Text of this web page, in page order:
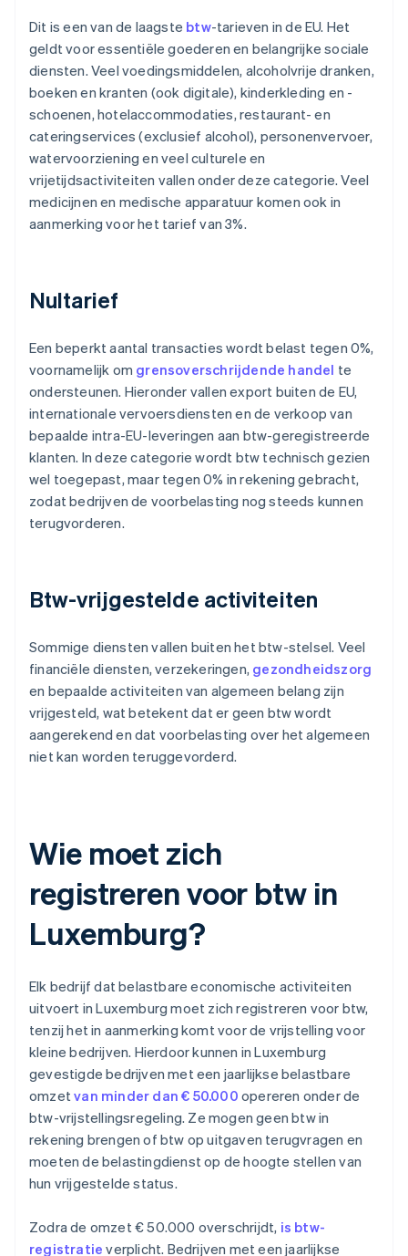
Dit is een van de laagste btw-tarieven in de EU. Het
geldt voor essentiële goederen en belangrijke sociale
diensten. Veel voedingsmiddelen, alcoholvrije dranken,
boeken en kranten (ook digitale), kinderkleding en -
schoenen, hotelaccommodaties, restaurant- en
cateringservices (exclusief alcohol), personenvervoer,
watervoorziening en veel culturele en
vrijetijdsactiviteiten vallen onder deze categorie. Veel
medicijnen en medische apparatuur komen ook in
aanmerking voor het tarief van 3%.
Nultarief
Een beperkt aantal transacties wordt belast tegen 0%,
voornamelijk om grensoverschrijdende handel te
ondersteunen. Hieronder vallen export buiten de EU,
internationale vervoersdiensten en de verkoop van
bepaalde intra-EU-leveringen aan btw-geregistreerde
klanten. In deze categorie wordt btw technisch gezien
wel toegepast, maar tegen 0% in rekening gebracht,
zodat bedrijven de voorbelasting nog steeds kunnen
terugvorderen.
Btw-vrijgestelde activiteiten
Sommige diensten vallen buiten het btw-stelsel. Veel
financiële diensten, verzekeringen, gezondheidszorg
en bepaalde activiteiten van algemeen belang zijn
vrijgesteld, wat betekent dat er geen btw wordt
aangerekend en dat voorbelasting over het algemeen
niet kan worden teruggevorderd.
Wie moet zich
registreren voor btw in
Luxemburg?
Elk bedrijf dat belastbare economische activiteiten
uitvoert in Luxemburg moet zich registreren voor btw,
tenzij het in aanmerking komt voor de vrijstelling voor
kleine bedrijven. Hierdoor kunnen in Luxemburg
gevestigde bedrijven met een jaarlijkse belastbare
omzetvan minder dan € 50.000 opereren onder de
btw-vrijstellingsregeling. Ze mogen geen btw in
rekening brengen of btw op uitgaven terugvragen en
moeten de belastingdienst op de hoogte stellen van
hun vrijgestelde status.
Zodra de omzet € 50.000 overschrijdt, is btw-
registratie verplicht. Bedrijven met een jaarlijkse